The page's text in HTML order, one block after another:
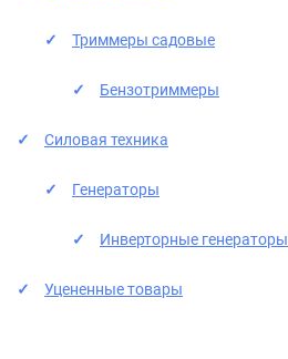
Триммеры садовые
Бензотриммеры
Силовая техника
Генераторы
Инверторные генераторы
Уцененные товары